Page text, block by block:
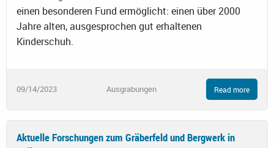
einen besonderen Fund ermöglicht: einen über 2000
Jahre alten, ausgesprochen gut erhaltenen
Kinderschuh.
09/14/2023 Ausgrabungen Read more
Aktuelle Forschungen zum Gräberfeld und Bergwerk in